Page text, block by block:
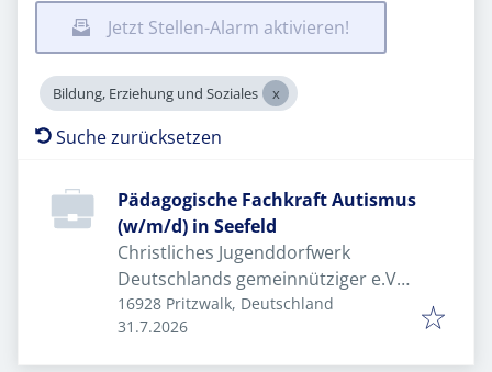
Jetzt Stellen-Alarm aktivieren!
Bildung, Erziehung und Soziales
Suche zurücksetzen
Pädagogische Fachkraft Autismus
(w/m/d) in Seefeld
Christliches Jugenddorfwerk
Deutschlands gemeinnütziger e.V.
(CJD)
16928 Pritzwalk, Deutschland
Veröffentlicht
31.7.2026